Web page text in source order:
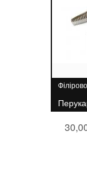
швидкій